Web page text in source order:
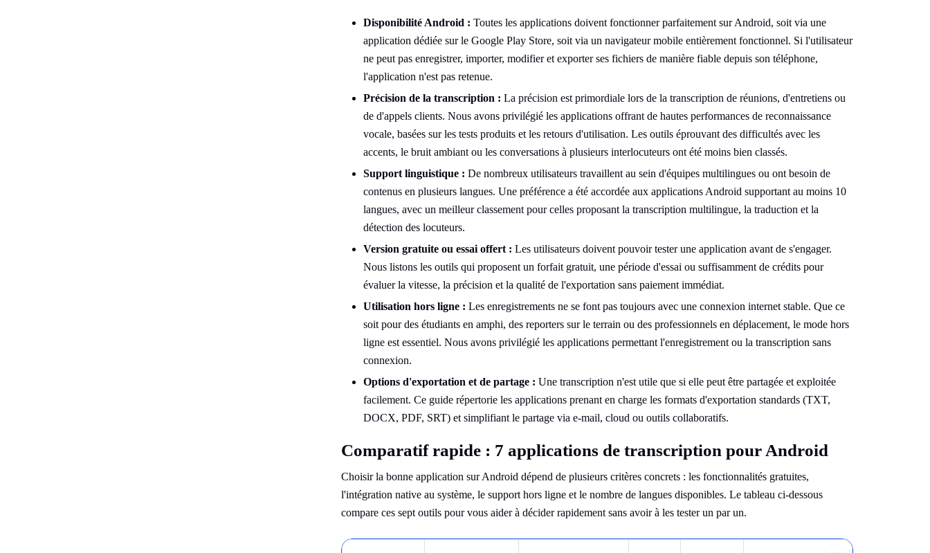
Disponibilité Android : Toutes les applications doivent fonctionner parfaitement sur Android, soit via une
application dédiée sur le Google Play Store, soit via un navigateur mobile entièrement fonctionnel. Si l'utilisateur
ne peut pas enregistrer, importer, modifier et exporter ses fichiers de manière fiable depuis son téléphone,
l'application n'est pas retenue.
Précision de la transcription : La précision est primordiale lors de la transcription de réunions, d'entretiens ou
de d'appels clients. Nous avons privilégié les applications offrant de hautes performances de reconnaissance
vocale, basées sur les tests produits et les retours d'utilisation. Les outils éprouvant des difficultés avec les
accents, le bruit ambiant ou les conversations à plusieurs interlocuteurs ont été moins bien classés.
Support linguistique : De nombreux utilisateurs travaillent au sein d'équipes multilingues ou ont besoin de
contenus en plusieurs langues. Une préférence a été accordée aux applications Android supportant au moins 10
langues, avec un meilleur classement pour celles proposant la transcription multilingue, la traduction et la
détection des locuteurs.
Version gratuite ou essai offert : Les utilisateurs doivent pouvoir tester une application avant de s'engager.
Nous listons les outils qui proposent un forfait gratuit, une période d'essai ou suffisamment de crédits pour
évaluer la vitesse, la précision et la qualité de l'exportation sans paiement immédiat.
Utilisation hors ligne : Les enregistrements ne se font pas toujours avec une connexion internet stable. Que ce
soit pour des étudiants en amphi, des reporters sur le terrain ou des professionnels en déplacement, le mode hors
ligne est essentiel. Nous avons privilégié les applications permettant l'enregistrement ou la transcription sans
connexion.
Options d'exportation et de partage : Une transcription n'est utile que si elle peut être partagée et exploitée
facilement. Ce guide répertorie les applications prenant en charge les formats d'exportation standards (TXT,
DOCX, PDF, SRT) et simplifiant le partage via e-mail, cloud ou outils collaboratifs.
Comparatif rapide : 7 applications de transcription pour Android
Choisir la bonne application sur Android dépend de plusieurs critères concrets : les fonctionnalités gratuites,
l'intégration native au système, le support hors ligne et le nombre de langues disponibles. Le tableau ci-dessous
compare ces sept outils pour vous aider à décider rapidement sans avoir à les tester un par un.